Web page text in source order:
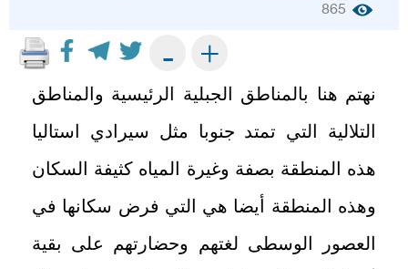
865
+
-
نهتم هنا بالمناطق الجبلية الرئيسية والمناطق
التلالية التي تمتد جنوبا مثل سيرادي استاليا
هذه المنطقة بصفة وغيرة المياه كثيفة السكان
وهذه المنطقة أيضا هي التي فرض سكانها في
العصور الوسطى لغتهم وحضارتهم على بقية